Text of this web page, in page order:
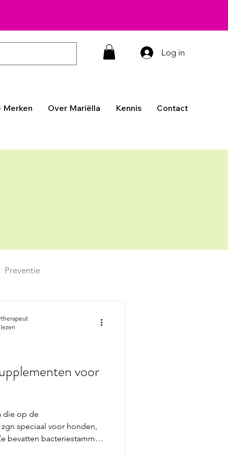
Log in
Merken Over Mariëlla Kennis Contact
Preventie
voor
die op de
speciaal voor honden,
bevatten bacteriestammen